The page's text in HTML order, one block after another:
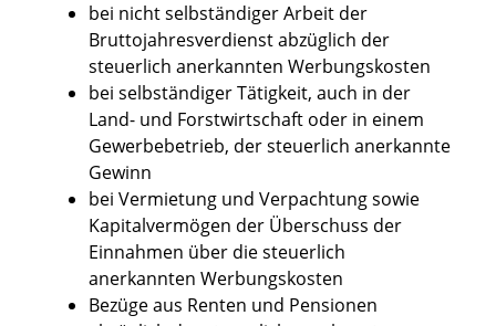
bei nicht selbständiger Arbeit der
Bruttojahresverdienst abzüglich der
steuerlich anerkannten Werbungskosten
bei selbständiger Tätigkeit, auch in der
Land- und Forstwirtschaft oder in einem
Gewerbebetrieb, der steuerlich anerkannte
Gewinn
bei Vermietung und Verpachtung sowie
Kapitalvermögen der Überschuss der
Einnahmen über die steuerlich
anerkannten Werbungskosten
Bezüge aus Renten und Pensionen